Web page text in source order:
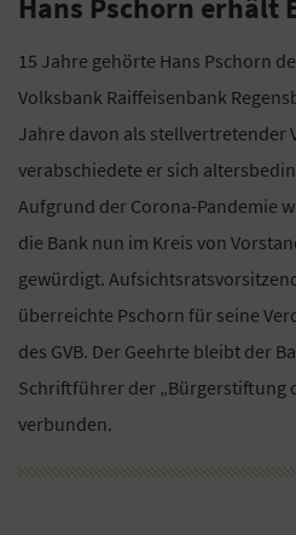
Hans Pschorn erhält
15 Jahre gehörte Hans Pschorn
Volksbank Raiffeisenbank
Jahre davon als stellvertretender
verabschiedete er sich
Aufgrund der Corona-Pandemie
die Bank nun im Kreis von
gewürdigt.
überreichte Pschorn für seine
des GVB. Der Geehrte bleibt der
Schriftführer der „Bürgerstiftung
verbunden.